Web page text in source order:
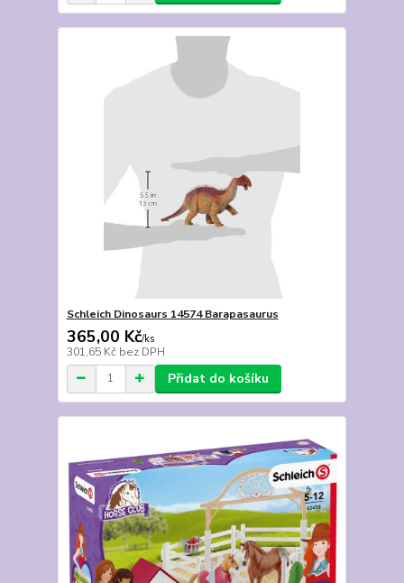
Schleich Dinosaurs 14574 Barapasaurus
365,00 Kč/ks
301,65 Kč bez DPH
Přidat do košíku